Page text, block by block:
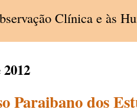
Clínica e às
Paraibano dos